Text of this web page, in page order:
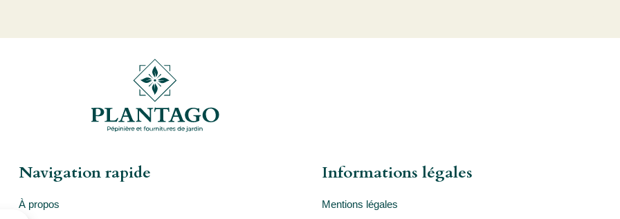
Navigation rapide
À propos
Informations légales
Mentions légales